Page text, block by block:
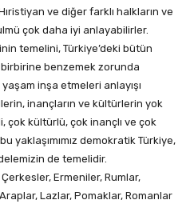
ve diğer farklı halkların ve
çok daha iyi anlayabilirler.
temelini, Türkiye’deki bütün
benzemek zorunda
inşa etmeleri anlayışı
inançların ve kültürlerin yok
çok kültürlü, çok inançlı ve çok
yaklaşımımız demokratik Türkiye,
de temelidir.
Ermeniler, Rumlar,
Lazlar, Pomaklar, Romanlar